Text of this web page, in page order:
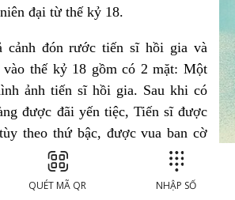
đại từ thế kỷ 18.
cảnh đón rước tiến sĩ hồi gia và
thế kỷ 18 gồm có 2 mặt: Một
ảnh tiến sĩ hồi gia. Sau khi có
được đãi yến tiệc, Tiến sĩ được
theo thứ bậc, được vua ban cờ
và được cưỡi voi có đoàn tùy
về quê nhà.
QUÉT MÃ QR NHẬP SỐ